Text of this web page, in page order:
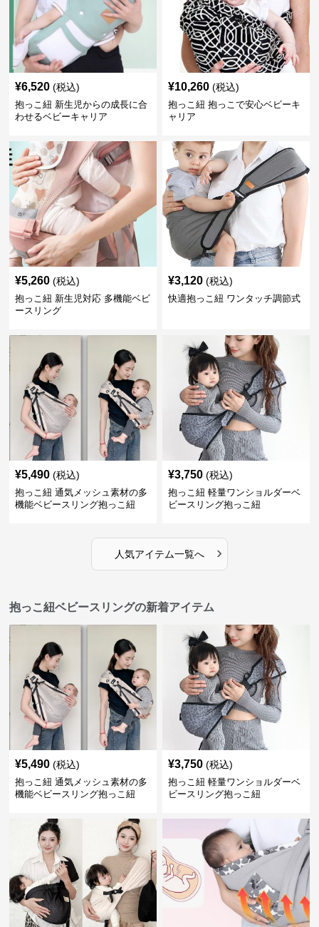
¥6,520 (税込)
抱っこ紐 新生児からの成長に合
わせるベビーキャリア
¥10,260 (税込)
抱っこ紐 抱っこで安心ベビーキ
ャリア
¥5,260 (税込)
抱っこ紐 新生児対応 多機能ベビ
ースリング
¥3,120 (税込)
快適抱っこ紐 ワンタッチ調節式
¥5,490 (税込)
抱っこ紐 通気メッシュ素材の多
機能ベビースリング抱っこ紐
¥3,750 (税込)
抱っこ紐 軽量ワンショルダーベ
ビースリング抱っこ紐
人気アイテム一覧へ ›
抱っこ紐ベビースリングの新着アイテム
¥5,490 (税込)
抱っこ紐 通気メッシュ素材の多
機能ベビースリング抱っこ紐
¥3,750 (税込)
抱っこ紐 軽量ワンショルダーベ
ビースリング抱っこ紐